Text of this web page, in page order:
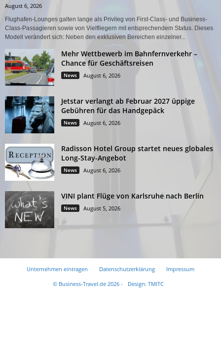
August 6, 2026
Flughafen-Lounges galten lange als Privileg von First-Class- und Business-
Class-Passagieren sowie von Vielfliegern mit entsprechendem Status. Dieses
Modell verändert sich: Neben den exklusiven Bereichen einzelner...
Mehr Wettbewerb im Bahnfernverkehr –
Chance für Geschäftsreisen
News August 6, 2026
Jetstar verlangt ab Februar 2027 üppige
Gebühren für das Handgepäck
News August 6, 2026
Radisson Hotel Group startet neues globales
Long-Stay-Angebot
News August 6, 2026
VINI plant Flüge von Karlsruhe nach Berlin
News August 5, 2026
Unternehmen eintragen Datenschutzerklärung
Impressum
© Business-Travel.de 2026 -
Design: TMITC